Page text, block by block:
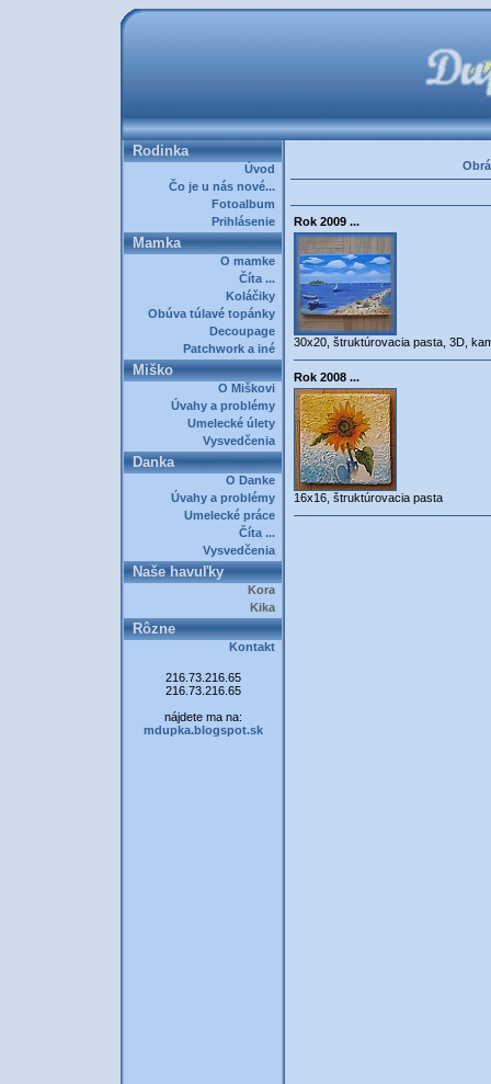
Rodinka
Úvod
Čo je u nás nové...
Fotoalbum
Prihlásenie
Mamka
O mamke
Číta ...
Koláčiky
Obúva túlavé topánky
Decoupage
Patchwork a iné
Miško
O Miškovi
Úvahy a problémy
Umelecké úlety
Vysvedčenia
Danka
O Danke
Úvahy a problémy
Umelecké práce
Číta ...
Vysvedčenia
Naše havuľky
Kora
Kika
Rôzne
Kontakt
216.73.216.65
216.73.216.65
nájdete ma na:
mdupka.blogspot.sk
Rok 2009 ...
30x20, štruktúrovacia pasta, 3D,
Rok 2008 ...
16x16, štruktúrovacia pasta